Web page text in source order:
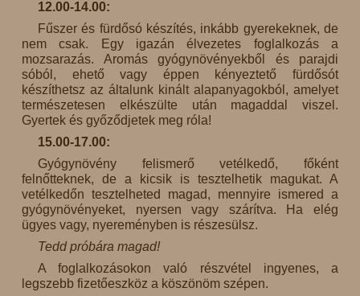
12.00-14.00:
Fűszer és fürdősó készítés, inkább gyerekeknek, de
nem csak. Egy igazán élvezetes foglalkozás a
mozsarazás. Aromás gyógynövényekből és parajdi
sóból, ehető vagy éppen kényeztető fürdősót
készíthetsz az általunk kinált alapanyagokból, amelyet
természetesen elkészülte után magaddal viszel.
Gyertek és győződjetek meg róla!
15.00-17.00:
Gyógynövény felismerő vetélkedő, főként
felnőtteknek, de a kicsik is tesztelhetik magukat. A
vetélkedőn tesztelheted magad, mennyire ismered a
gyógynövényeket, nyersen vagy szárítva. Ha elég
ügyes vagy, nyereményben is részesülsz.
Tedd próbára magad!
A foglalkozásokon való részvétel ingyenes, a
legszebb fizetőeszköz a köszönöm szépen.